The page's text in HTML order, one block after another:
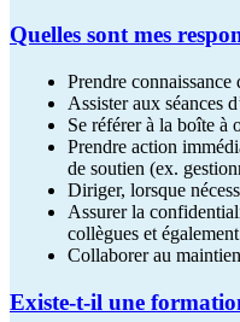
Quelles sont mes
Prendre
Assister aux séances
Se référer à la boîte à
Prendre action
de soutien (ex.
Diriger, lorsque
Assurer la
collègues et
Collaborer au
Existe-t-il une